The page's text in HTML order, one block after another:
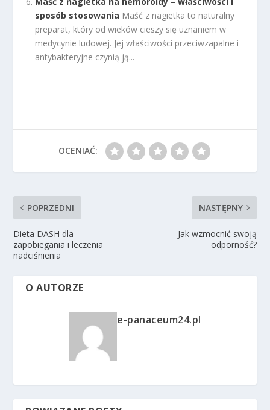
sposób stosowania Maść z nagietka to naturalny
preparat, który od wieków cieszy się uznaniem w
medycynie ludowej. Jej właściwości przeciwzapalne i
antybakteryjne czynią ją...
OCENIAĆ:
POPRZEDNI
Dieta DASH dla
zapobiegania i leczenia
nadciśnienia
NASTĘPNY
Jak wzmocnić swoją
odporność?
O AUTORZE
e-panaceum24.pl